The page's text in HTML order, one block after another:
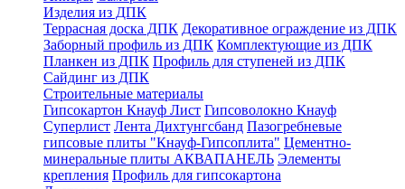
Изделия из ДПК
Террасная доска ДПК Декоративное ограждение из ДПК
Заборный профиль из ДПК Комплектующие из ДПК
Планкен из ДПК Профиль для ступеней из ДПК
Сайдинг из ДПК
Строительные материалы
Гипсокартон Кнауф Лист Гипсоволокно Кнауф
Суперлист Лента Дихтунгсбанд Пазогребневые
гипсовые плиты "Кнауф-Гипсоплита" Цементно-
минеральные плиты АКВАПАНЕЛЬ Элементы
крепления Профиль для гипсокартона